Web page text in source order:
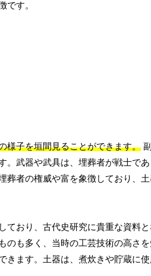
です。
様子を垣間見ることができます。
武器や武具は、埋葬者が戦士で
葬者の権威や富を象徴しており、
ており、古代史研究に貴重な資料
も多く、当時の工芸技術の高さ
ます。土器は、煮炊きや貯蔵に